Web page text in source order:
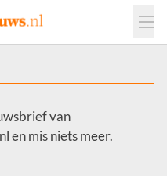
van
en mis niets meer.